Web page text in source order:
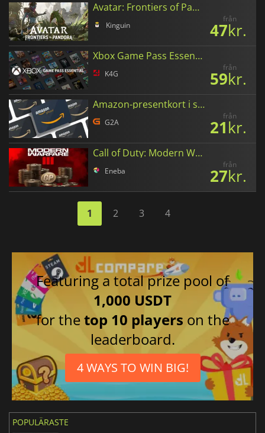
Avatar: Frontiers of Pandora Tokens
Kinguin
från
47kr.
Xbox Game Pass Essential
K4G
från
59kr.
Amazon-presentkort i svenska kronor
G2A
från
21kr.
Call of Duty: Modern Warfare III Points
Eneba
från
27kr.
1 2 3 4
Featuring a total prize pool of
1,000 USDT
for thetop 10 players on the
leaderboard.
4 WAYS TO WIN BIG!
POPULÄRASTE